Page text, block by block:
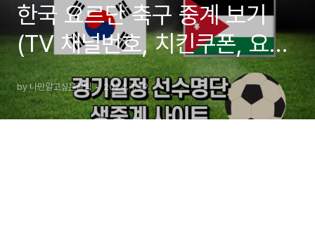
한국 요르단 축구 중계 보기
(TV 채널번호, 치킨쿠폰, 요르
단 피파랭킹)
by 나만알고싶은꿀팁 2024. 1. 19.